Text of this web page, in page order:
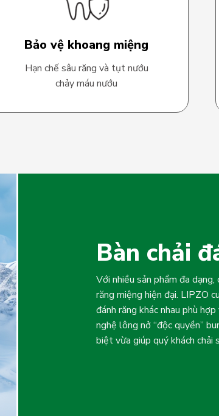
Bảo vệ khoang miệng
Hạn chế sâu răng và tụt nướu
chảy máu nướu
Bàn chải
Với nhiều sản phẩm đa
răng miệng hiện đại. LIPZO
đánh răng khác nhau phù
nghệ lông nở “độc quyền”
biệt vừa giúp quý khách chải